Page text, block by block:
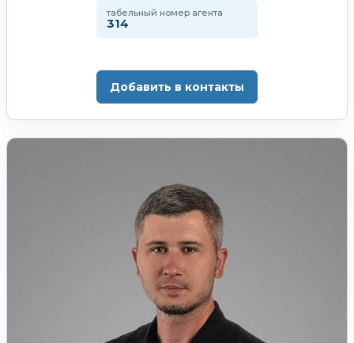
табельный номер агента
314
Добавить в контакты